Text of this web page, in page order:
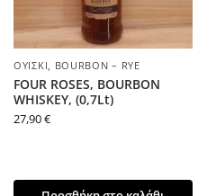
ΟΥΊΣΚΙ, BOURBON – RYE
FOUR ROSES, BOURBON
WHISKEY, (0,7Lt)
27,90€